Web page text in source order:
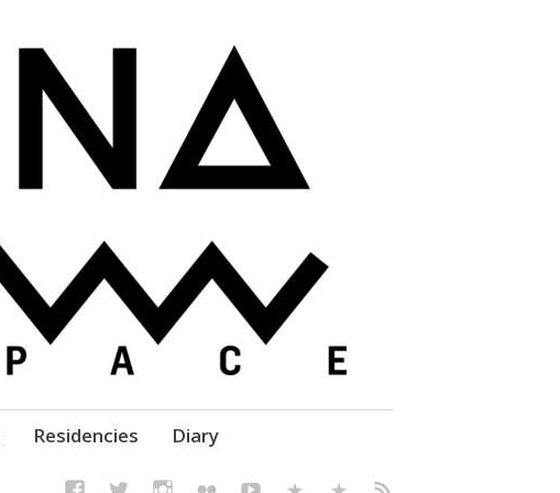
Residencies Diary